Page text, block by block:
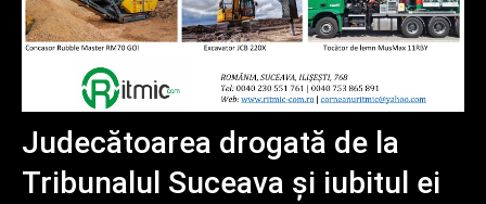
Judecătoarea drogată de la
Tribunalul Suceava și iubitul ei